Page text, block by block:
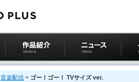
作品紹介 ニュース イベ
音楽配信 > ゴー！ゴー！ TVサイズ ver.